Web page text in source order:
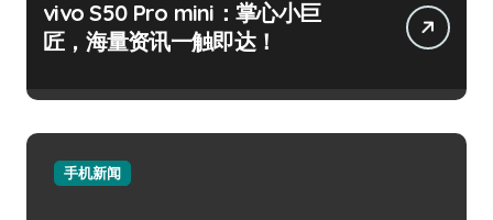
vivo S50 Pro mini：掌心小巨
匠，海量资讯一触即达！
手机新闻